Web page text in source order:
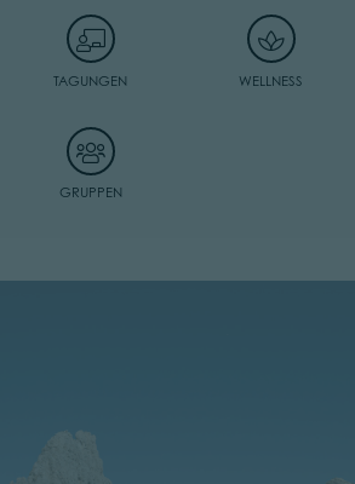
TAGUNGEN WELLNESS
GRUPPEN